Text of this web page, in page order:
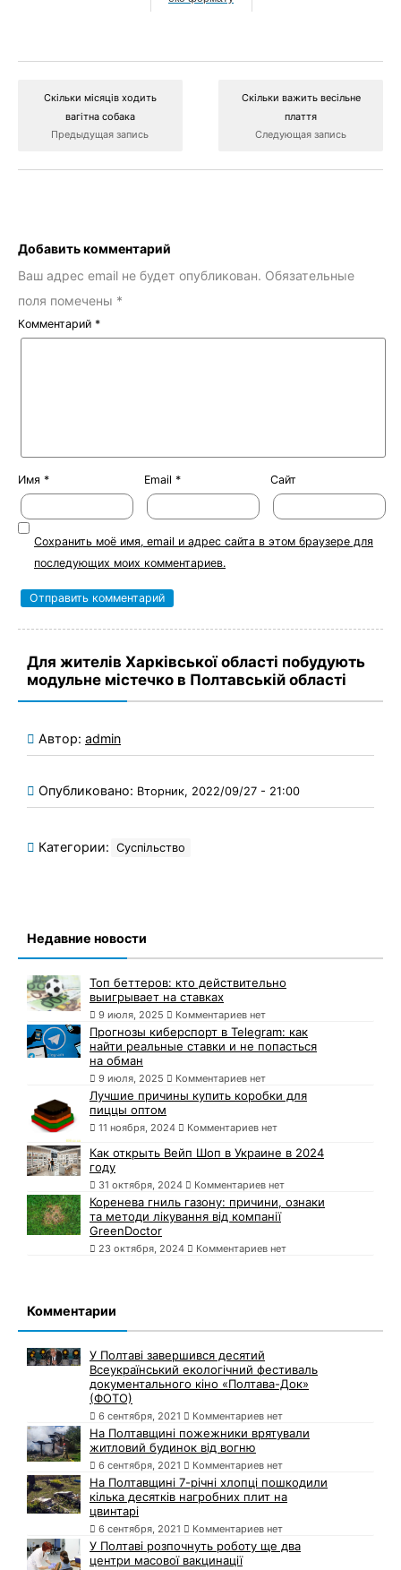
Скільки місяців ходить
вагітна собака
Предыдущая запись
Скільки важить весільне
плаття
Следующая запись
Добавить комментарий
Ваш адрес email не будет опубликован. Обязательные
поля помечены *
Комментарий *
Имя * Email * Сайт
Сохранить моё имя, email и адрес сайта в этом браузере для
последующих моих комментариев.
Для жителів Харківської області побудують
модульне містечко в Полтавській області
Автор: admin
Опубликовано: Вторник, 2022/09/27 - 21:00
Категории: Суспільство
Недавние новости
Топ беттеров: кто действительно
выигрывает на ставках
9 июля, 2025 Комментариев нет
Прогнозы киберспорт в Telegram: как
найти реальные ставки и не попасться
на обман
9 июля, 2025 Комментариев нет
Лучшие причины купить коробки для
пиццы оптом
11 ноября, 2024 Комментариев нет
Как открыть Вейп Шоп в Украине в 2024
году
31 октября, 2024 Комментариев нет
Коренева гниль газону: причини, ознаки
та методи лікування від компанії
GreenDoctor
23 октября, 2024 Комментариев нет
Комментарии
У Полтаві завершився десятий
Всеукраїнський екологічний фестиваль
документального кіно «Полтава-Док»
(ФОТО)
6 сентября, 2021 Комментариев нет
На Полтавщині пожежники врятували
житловий будинок від вогню
6 сентября, 2021 Комментариев нет
На Полтавщині 7-річні хлопці пошкодили
кілька десятків нагробних плит на
цвинтарі
6 сентября, 2021 Комментариев нет
У Полтаві розпочнуть роботу ще два
центри масової вакцинації